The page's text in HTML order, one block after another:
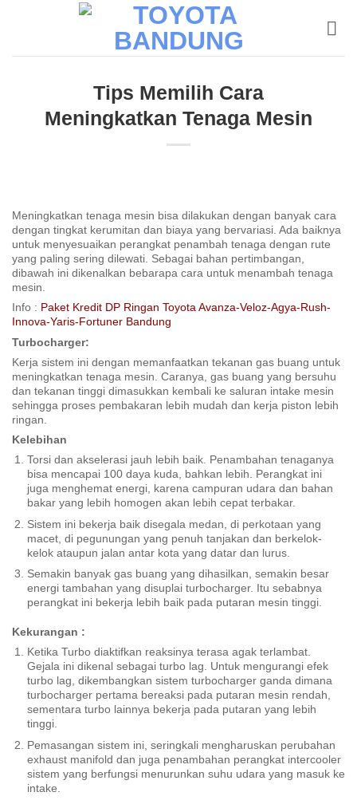
Tips Memilih Cara
Meningkatkan Tenaga Mesin
Meningkatkan tenaga mesin bisa dilakukan dengan banyak cara
dengan tingkat kerumitan dan biaya yang bervariasi. Ada baiknya
untuk menyesuaikan perangkat penambah tenaga dengan rute
yang paling sering dilewati. Sebagai bahan pertimbangan,
dibawah ini dikenalkan bebarapa cara untuk menambah tenaga
mesin.
Info : Paket Kredit DP Ringan Toyota Avanza-Veloz-Agya-Rush-
Innova-Yaris-Fortuner Bandung
Turbocharger:
Kerja sistem ini dengan memanfaatkan tekanan gas buang untuk
meningkatkan tenaga mesin. Caranya, gas buang yang bersuhu
dan tekanan tinggi dimasukkan kembali ke saluran intake mesin
sehingga proses pembakaran lebih mudah dan kerja piston lebih
ringan.
Kelebihan
Torsi dan akselerasi jauh lebih baik. Penambahan tenaganya
bisa mencapai 100 daya kuda, bahkan lebih. Perangkat ini
juga menghemat energi, karena campuran udara dan bahan
bakar yang lebih homogen akan lebih cepat terbakar.
Sistem ini bekerja baik disegala medan, di perkotaan yang
macet, di pegunungan yang penuh tanjakan dan berkelok-
kelok ataupun jalan antar kota yang datar dan lurus.
Semakin banyak gas buang yang dihasilkan, semakin besar
energi tambahan yang disuplai turbocharger. Itu sebabnya
perangkat ini bekerja lebih baik pada putaran mesin tinggi.
Kekurangan :
Ketika Turbo diaktifkan reaksinya terasa agak terlambat.
Gejala ini dikenal sebagai turbo lag. Untuk mengurangi efek
turbo lag, dikembangkan sistem turbocharger ganda dimana
turbocharger pertama bereaksi pada putaran mesin rendah,
sementara turbo lainnya bekerja pada putaran yang lebih
tinggi.
Pemasangan sistem ini, seringkali mengharuskan perubahan
exhaust manifold dan juga penambahan perangkat intercooler
sistem yang berfungsi menurunkan suhu udara yang masuk ke
intake.